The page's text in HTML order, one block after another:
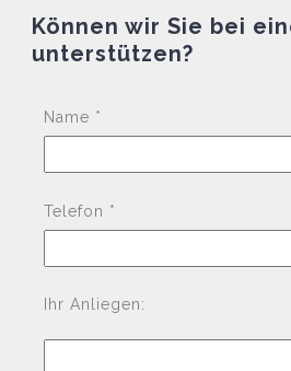
Können wir Sie bei
unterstützen?
Name *
Telefon *
Ihr Anliegen: